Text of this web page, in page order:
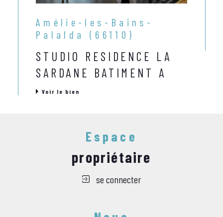
Amélie-les-Bains-
Palalda (66110)
STUDIO RESIDENCE LA
SARDANE BATIMENT A
Voir le bien
Espace
propriétaire
se connecter